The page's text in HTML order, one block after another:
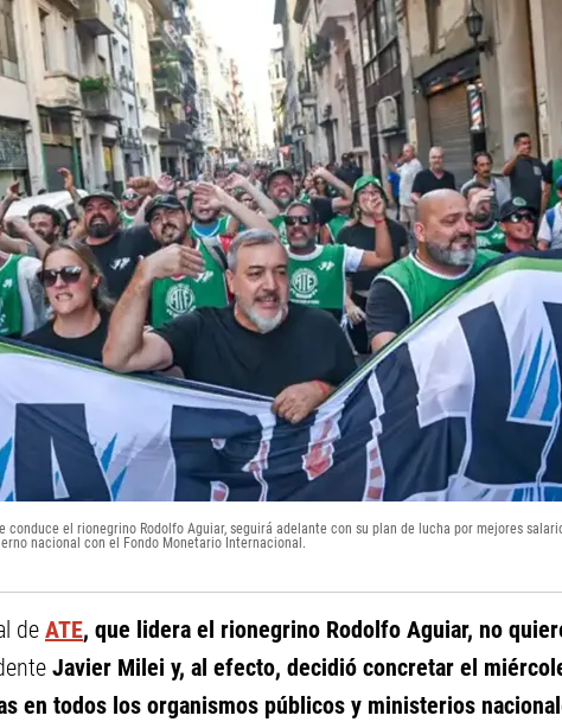
conduce el rionegrino Rodolfo Aguiar, seguirá adelante con su plan de lucha por mejores
nacional con el Fondo Monetario Internacional.
de ATE, que lidera el rionegrino Rodolfo Aguiar, no
Javier Milei y, al efecto, decidió concretar el
en todos los organismos públicos y ministerios